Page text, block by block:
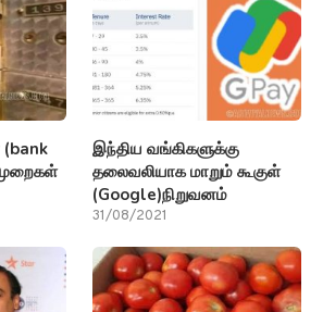
இந்திய வங்கிகளுக்கு
தலைவலியாக மாறும் கூகுள்
(Google)நிறுவனம்
31/08/2021